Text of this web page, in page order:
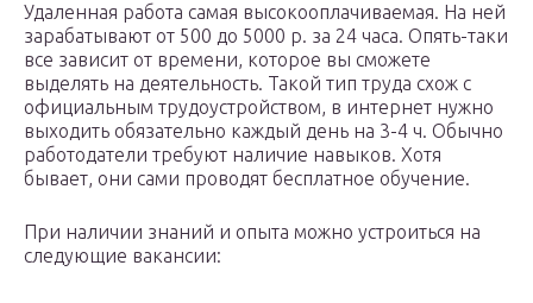
Удаленная работа самая высокооплачиваемая. На ней
зарабатывают от 500 до 5000 р. за 24 часа. Опять-таки
все зависит от времени, которое вы сможете
выделять на деятельность. Такой тип труда схож с
официальным трудоустройством, в интернет нужно
выходить обязательно каждый день на 3-4 ч. Обычно
работодатели требуют наличие навыков. Хотя
бывает, они сами проводят бесплатное обучение.
При наличии знаний и опыта можно устроиться на
следующие вакансии: